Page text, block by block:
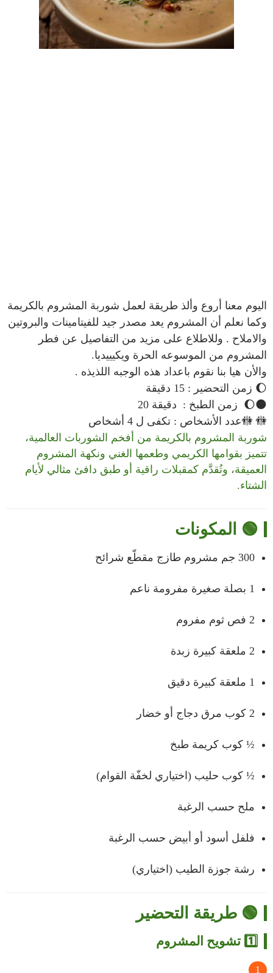
اليوم معنا أروع وألذ طريقة لعمل شوربة المشروم بالكريمة
وكما نعلم أن المشروم يعد مصدر جيد للفيتامينات والبروتين
والاملاح . وللاطلاع على مزيد من التفاصيل عن فطر
المشروم من الموسوعه الحرة ويكيييديا.
والأن هيا بنا نقوم باعداد هذه الوجبه اللذيذه .
🌔 زمن التحضير :
15 دقيقة
🌑🌔 زمن الطبخ : دقيقة
🚻 🚻عدد الأشخاص : تكفى ل 4 أشخاص
شوربة المشروم بالكريمة من أفخم الشوربات العالمية،
تتميز بقوامها الكريمي وطعمها الغني ونكهة المشروم
العميقة، وتُقدَّم كمقبلات راقية أو طبق دافئ مثالي لأيام
الشتاء.
🟢 المكونات
300 جم مشروم طازج مقطّع شرائح
1 بصلة صغيرة مفرومة ناعم
2 فص ثوم مفروم
2 ملعقة كبيرة زبدة
1 ملعقة كبيرة دقيق
2 كوب مرق دجاج أو خضار
½ كوب كريمة طبخ
½ كوب حليب (اختياري لخفّة القوام)
ملح حسب الرغبة
فلفل أسود أو أبيض حسب الرغبة
رشة جوزة الطيب (اختياري)
🟢 طريقة التحضير
1️⃣ تشويح المشروم